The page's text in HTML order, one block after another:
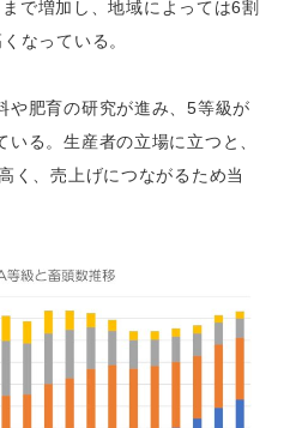
で増加し、地域によっては6割
なっている。
や肥育の研究が進み、5等級が
る。生産者の立場に立つと、
く、売上げにつながるため当